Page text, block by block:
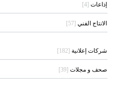
إذاعات [4]
الانتاج الفني [57]
شركات إعلانية [182]
صحف و مجلات [39]